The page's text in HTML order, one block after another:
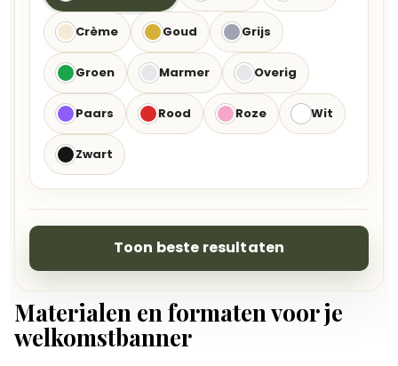
Crème Goud Grijs
Groen Marmer Overig
Paars Rood Roze Wit
Zwart
Toon beste resultaten
Materialen en formaten voor je
welkomstbanner